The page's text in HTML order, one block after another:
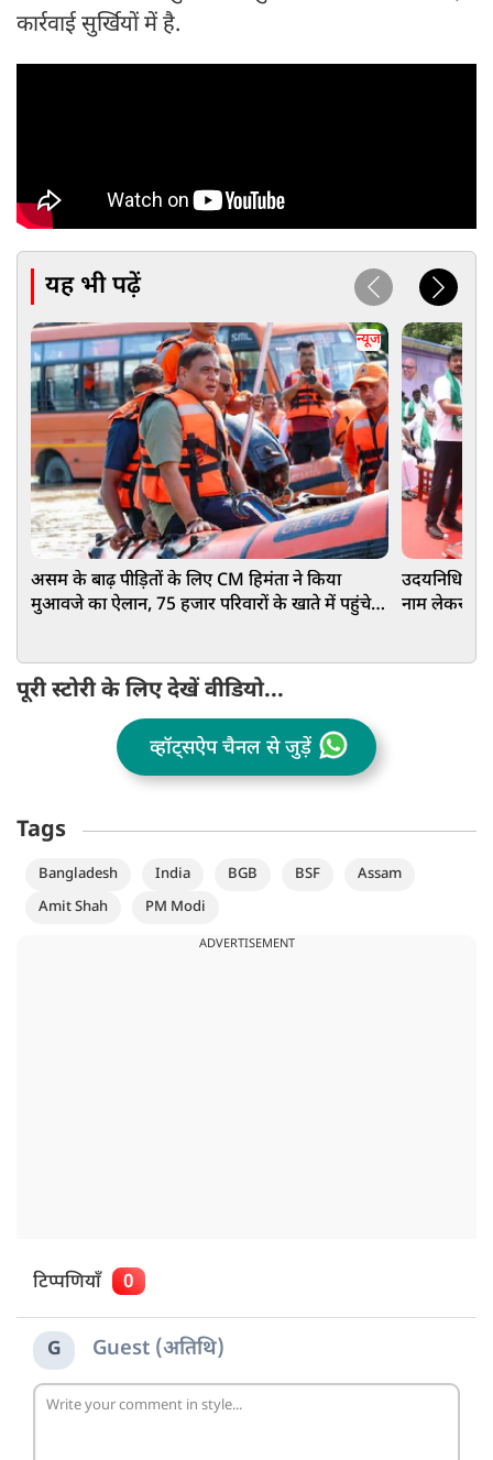
कार्रवाई सुर्खियों में है.
यह भी पढ़ें
न्यूज
असम के बाढ़ पीड़ितों के लिए CM हिमंता ने किया
मुआवजे का ऐलान, 75 हजार परिवारों के खाते में पहुंचे
उदयनिधि
नाम लेकर की
पूरी स्टोरी के लिए देखें वीडियो...
व्हॉट्सऐप चैनल से जुड़ें
Tags
Bangladesh India BGB BSF
Assam
Amit Shah
PM Modi
ADVERTISEMENT
टिप्पणियाँ 0
G Guest (अतिथि)